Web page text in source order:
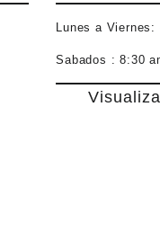
Lunes a Viernes:
Sabados :8:30